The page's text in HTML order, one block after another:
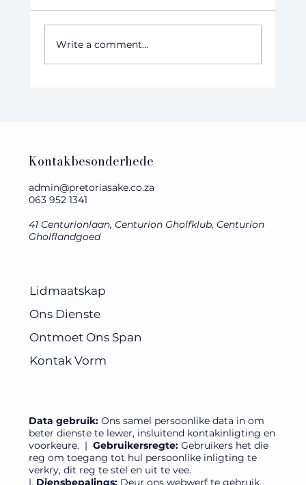
Write a comment...
Kontakbesonderhede
admin@pretoriasake.co.za
063 952 1341
41 Centurionlaan, Centurion Gholfklub, Centurion
Gholflandgoed
Data gebruik: Ons samel persoonlike data in om
beter dienste te lewer, insluitend kontakinligting en
voorkeure.​ |Gebruikersregte: Gebruikers het die
reg om toegang tot hul persoonlike inligting te
verkry, dit reg te stel en uit te vee. ​
|. Diensbepalings: Deur ons webwerf te gebruik,
Lidmaatskap
Ons Dienste
Ontmoet Ons Span
Kontak Vorm